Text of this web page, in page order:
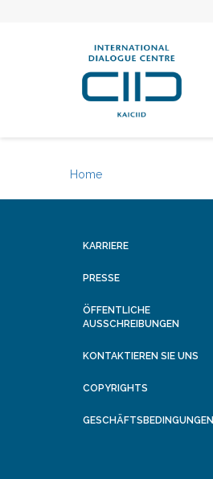
Home
KARRIERE
PRESSE
ÖFFENTLICHE
AUSSCHREIBUNGEN
KONTAKTIEREN SIE UNS
COPYRIGHTS
GESCHÄFTSBEDINGUNGEN